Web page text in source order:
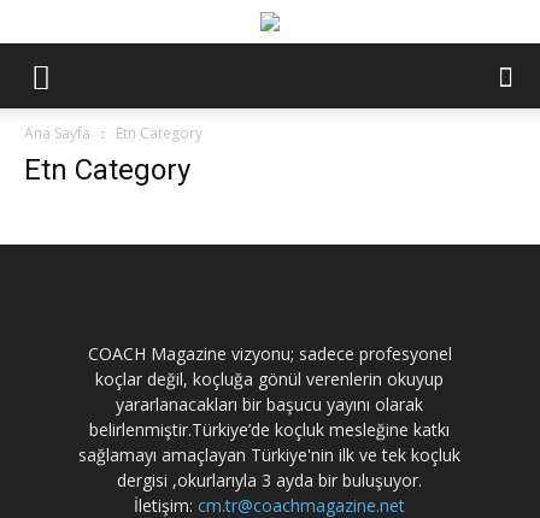
Ana Sayfa Etn Category
Etn Category
COACH Magazine vizyonu; sadece profesyonel
koçlar değil, koçluğa gönül verenlerin okuyup
yararlanacakları bir başucu yayını olarak
belirlenmiştir.Türkiye’de koçluk mesleğine katkı
sağlamayı amaçlayan Türkiye'nin ilk ve tek koçluk
dergisi ,okurlarıyla 3 ayda bir buluşuyor.
İletişim:cm.tr@coachmagazine.net